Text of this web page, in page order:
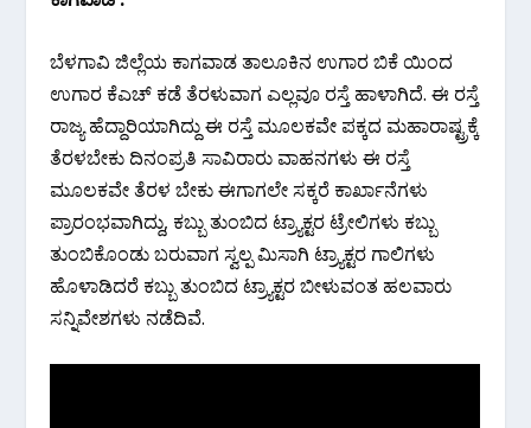
ಬೆಳಗಾವಿ‌ ಜಿಲ್ಲೆಯ ಕಾಗವಾಡ ತಾಲೂಕಿನ ಉಗಾರ ಬಿಕೆ ಯಿಂದ
ಉಗಾರ ಕೆಎಚ್ ಕಡೆ ತೆರಳುವಾಗ ಎಲ್ಲವೂ ರಸ್ತೆ ಹಾಳಾಗಿದೆ. ಈ ರಸ್ತೆ
ರಾಜ್ಯ ಹೆದ್ದಾರಿಯಾಗಿದ್ದು ಈ ರಸ್ತೆ ಮೂಲಕವೇ ಪಕ್ಕದ ಮಹಾರಾಷ್ಟ್ರಕ್ಕೆ
ತೆರಳಬೇಕು ದಿನಂಪ್ರತಿ ಸಾವಿರಾರು ವಾಹನಗಳು ಈ ರಸ್ತೆ
ಮೂಲಕವೇ ತೆರಳ ಬೇಕು ಈಗಾಗಲೇ ಸಕ್ಕರೆ ಕಾರ್ಖಾನೆಗಳು
ಪ್ರಾರಂಭವಾಗಿದ್ದು, ಕಬ್ಬು ತುಂಬಿದ ಟ್ರ್ಯಾಕ್ಟರ ಟ್ರೇಲಿಗಳು ಕಬ್ಬು
ತುಂಬಿಕೊಂಡು ಬರುವಾಗ ಸ್ವಲ್ಪ ಮಿಸಾಗಿ ಟ್ರ್ಯಾಕ್ಟರ ಗಾಲಿಗಳು
ಹೊಳಾಡಿದರೆ ಕಬ್ಬು ತುಂಬಿದ ಟ್ರ್ಯಾಕ್ಟರ ಬೀಳುವಂತ ಹಲವಾರು
ಸನ್ನಿವೇಶಗಳು ನಡೆದಿವೆ.